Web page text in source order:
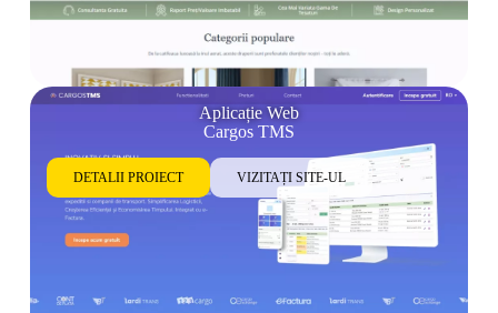
Aplicație Web
Cargos TMS
DETALII PROIECT VIZITAȚI SITE-UL